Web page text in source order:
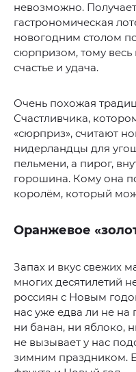
невозможно.
гастрономическая
новогодним столом
сюрпризом, тому весь
счастье и удача.
Очень похожая
Счастливчика,
«сюрприз», считают
нидерландцы для
пельмени, а пирог,
горошина. Кому она
королём, который
Оранжевое
Запах и вкус свежих
многих десятилетий
россиян с Новым
нас уже едва ли не на
ни банан, ни яблоко,
не вызывает у нас
зимним праздником.